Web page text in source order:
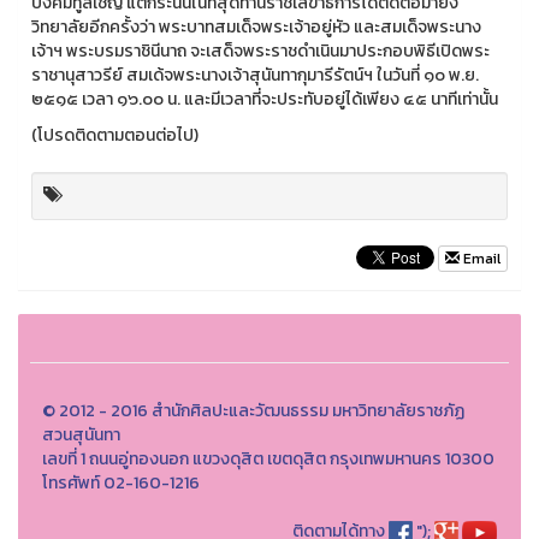
วิทยาลัยอีกครั้งว่า พระบาทสมเด็จพระเจ้าอยู่หัว และสมเด็จพระนาง
เจ้าฯ พระบรมราชินีนาถ จะเสด็จพระราชดำเนินมาประกอบพิธีเปิดพระ
ราชานุสาวรีย์ สมเด้จพระนางเจ้าสุนันทากุมารีรัตน์ฯ ในวันที่ ๑๐ พ.ย.
๒๕๑๕ เวลา ๑๖.๐๐ น. และมีเวลาที่จะประทับอยู่ได้เพียง ๔๕ นาทีเท่านั้น
(โปรดติดตามตอนต่อไป)
Email
© 2012 - 2016 สำนักศิลปะและวัฒนธรรม มหาวิทยาลัยราชภัฏ
สวนสุนันทา
เลขที่ 1 ถนนอู่ทองนอก แขวงดุสิต เขตดุสิต กรุงเทพมหานคร 10300
โทรศัพท์ 02-160-1216
ติดตามได้ทาง
");